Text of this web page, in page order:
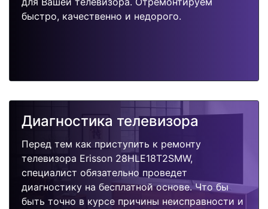
быстро, качественно и недорого.
Диагностика телевизора
Перед тем как приступить к ремонту
телевизора Erisson 28HLE18T2SMW,
специалист обязательно проведет
диагностику на бесплатной основе. Что бы
быть точно в курсе причины неисправности и